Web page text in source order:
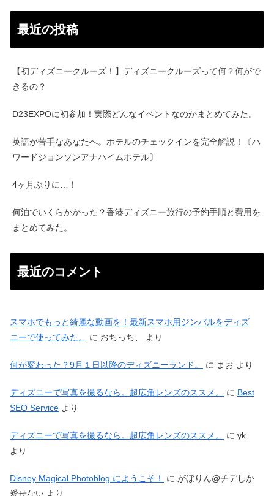
最近の投稿
【初ディズニークルーズ！】ディズニークルーズって何？何がで
きるの？
D23EXPOに初参加！実際どんなイベントなのかまとめてみた。
英語が苦手なあなたへ。ホテルのチェックインを完全解説！〔ハ
ワードジョンソンアナハイムホテル〕
4ヶ月ぶりに…！
何泊でいくらかかった？香港ディズニー旅行の予約手順と費用を
まとめてみた。
最近のコメント
スマホでもっと綺麗な動画を！最新スマホ用ジンバルをディズ
ニーで使ってみた。
に おちっち、 より
何が変わった？9月１日以降のディズニーランド。 に まお より
ディズニーで写真を撮るなら。超広角レンズのススメ。 に Best
SEO Service より
ディズニーで写真を撮るなら。超広角レンズのススメ。 に yk
より
Disney Magical Photoblog にようこそ！ に がぼりん@チデしか
愛せない より